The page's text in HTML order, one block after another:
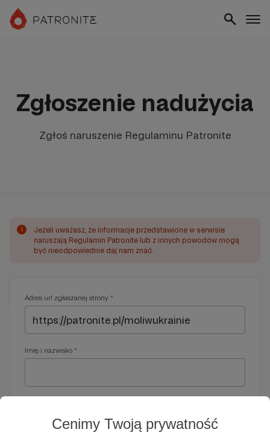
Cenimy Twoją prywatność
Zgłoszenie nadużycia
Zgłoś naruszenie Regulaminu Patronite
!
Jeżeli uważasz, że informacje przedstawione w serwisie
naruszają Regulamin Patronite lub z innych powodów mogą
być nieodpowiednie daj nam znać.
Adres url zgłaszanej strony *
Imię i nazwisko *